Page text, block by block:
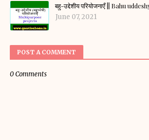
बहु-उद्देशीय परियोजनाएँ || Bahu
June 07, 2021
POST A COMMENT
0 Comments